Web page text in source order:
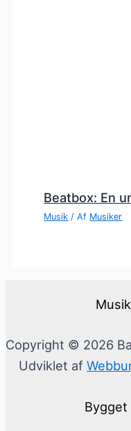
Beatbox: En
Musik / Af Musiker
Copyright © 2026
Udviklet af
Bygget